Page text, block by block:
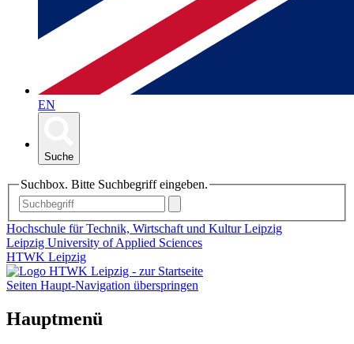
EN
Suche
Suchbox. Bitte Suchbegriff eingeben.
Hochschule für Technik, Wirtschaft und Kultur Leipzig
Leipzig University of Applied Sciences
HTWK Leipzig
Seiten Haupt-Navigation überspringen
Hauptmenü